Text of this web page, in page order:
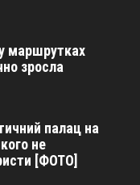
маршрутках
зросла
палац на
не
[ФОТО]